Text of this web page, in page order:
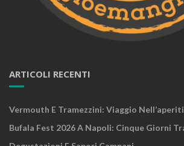
ARTICOLI RECENTI
Vermouth E Tramezzini: Viaggio
Bufala Fest 2026 A Napoli: Cinque Giorni